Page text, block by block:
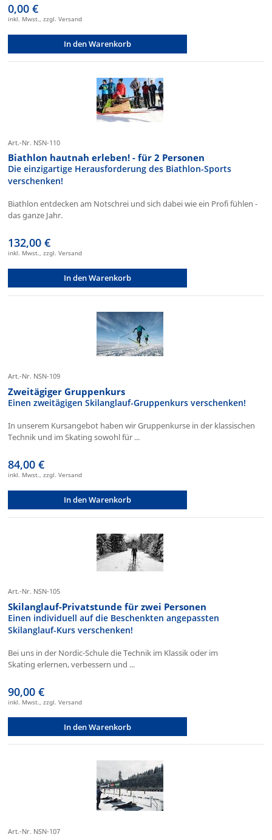
0,00 €
inkl. Mwst., zzgl. Versand
In den Warenkorb
Art.-Nr. NSN-110
Biathlon hautnah erleben! - für 2 Personen
Die einzigartige Herausforderung des Biathlon-Sports
verschenken!
Biathlon entdecken am Notschrei und sich dabei wie ein Profi fühlen -
das ganze Jahr.
132,00 €
inkl. Mwst., zzgl. Versand
In den Warenkorb
Art.-Nr. NSN-109
Zweitägiger Gruppenkurs
Einen zweitägigen Skilanglauf-Gruppenkurs verschenken!
In unserem Kursangebot haben wir Gruppenkurse in der klassischen
Technik und im Skating sowohl für ...
84,00 €
inkl. Mwst., zzgl. Versand
In den Warenkorb
Art.-Nr. NSN-105
Skilanglauf-Privatstunde für zwei Personen
Einen individuell auf die Beschenkten angepassten
Skilanglauf-Kurs verschenken!
Bei uns in der Nordic-Schule die Technik im Klassik oder im
Skating erlernen, verbessern und ...
90,00 €
inkl. Mwst., zzgl. Versand
In den Warenkorb
Art.-Nr. NSN-107